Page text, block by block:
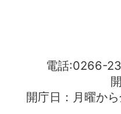
電話:0266-
開庁日：月曜か